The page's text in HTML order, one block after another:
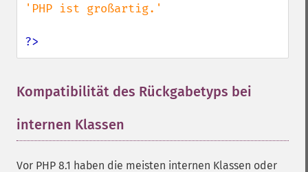
'PHP ist großartig.'
?>
Kompatibilität des Rückgabetyps bei
internen Klassen
Vor PHP 8.1 haben die meisten internen Klassen oder